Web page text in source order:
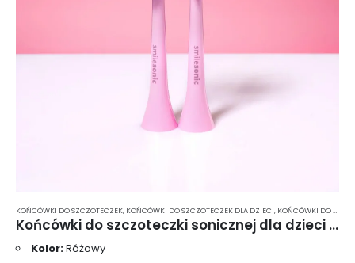
KOŃCÓWKI DO SZCZOTECZEK, KOŃCÓWKI DO SZCZOTECZEK DLA DZIECI, KOŃCÓWKI DO SZCZOTECZKI SONICZNEJ
Końcówki do szczoteczki sonicznej dla dzieci Smilesonic Kids Jednorożec – 2 szt.
Kolor:Różowy